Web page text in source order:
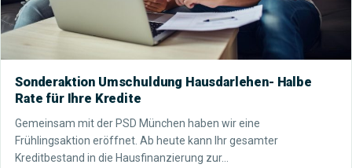
Sonderaktion Umschuldung Hausdarlehen- Halbe
Rate für Ihre Kredite
Gemeinsam mit der PSD München haben wir eine
Frühlingsaktion eröffnet. Ab heute kann Ihr gesamter
Kreditbestand in die Hausfinanzierung zur…